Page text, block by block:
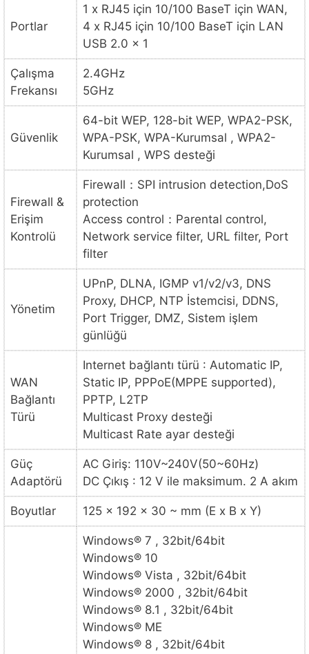
Portlar
1 x RJ45 için 10/100 BaseT için WAN,
4 x RJ45 için 10/100 BaseT için LAN
USB 2.0 x 1
Çalışma
Frekansı
2.4GHz
5GHz
Güvenlik
64-bit WEP, 128-bit WEP, WPA2-PSK,
WPA-PSK, WPA-Kurumsal , WPA2-
Kurumsal , WPS desteği
Firewall &
Erişim
Kontrolü
Firewall：SPI intrusion detection,DoS
protection
Access control：Parental control,
Network service filter, URL filter, Port
filter
Yönetim
UPnP, DLNA, IGMP v1/v2/v3, DNS
Proxy, DHCP, NTP İstemcisi, DDNS,
Port Trigger, DMZ, Sistem işlem
günlüğü
WAN
Bağlantı
Türü
Internet bağlantı türü : Automatic IP,
Static IP, PPPoE(MPPE supported),
PPTP, L2TP
Multicast Proxy desteği
Multicast Rate ayar desteği
Güç
Adaptörü
AC Giriş: 110V~240V(50~60Hz)
DC Çıkış : 12 V ile maksimum. 2 A akım
Boyutlar 125 x 192 x 30 ~ mm (E x B x Y)
Windows® 7 , 32bit/64bit
Windows® 10
Windows® Vista , 32bit/64bit
Windows® 2000 , 32bit/64bit
Windows® 8.1 , 32bit/64bit
Windows® ME
Windows® 8 , 32bit/64bit